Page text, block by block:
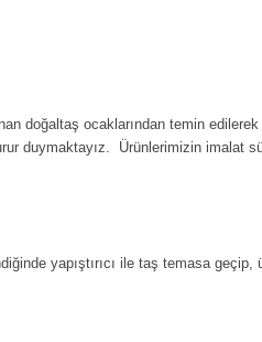
doğaltaş ocaklarından temin
duymaktayız. Ürünlerimizin imalat
yapıştırıcı ile taş temasa